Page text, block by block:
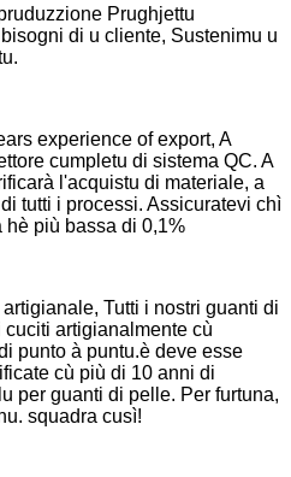
Prughjettu
di u cliente, Sustenimu u
experience of export, A
cumpletu di sistema QC. A
l'acquistu di materiale, a
tutti i processi. Assicuratevi chì
hè più bassa di 0,1%
Tutti i nostri guanti di
artigianalmente cù
punto à puntu.è deve esse
cù più di 10 anni di
per guanti di pelle. Per furtuna,
squadra cusì!